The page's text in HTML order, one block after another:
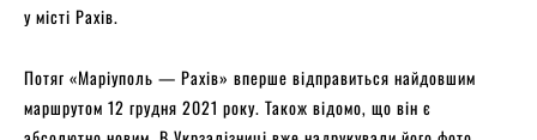
у місті Рахів.
Потяг «Маріуполь — Рахів» вперше відправиться найдовшим
маршрутом 12 грудня 2021 року. Також відомо, що він є